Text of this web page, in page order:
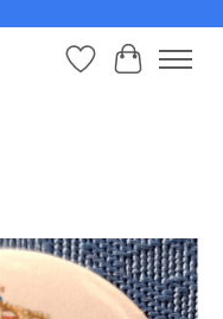
Liste dePanier
Items